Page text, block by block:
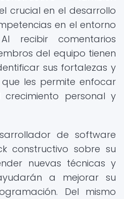
crucial en el desarrollo
en el entorno
recibir comentarios
del equipo tienen
sus fortalezas y
les permite enfocar
personal y
de software
constructivo sobre su
nuevas técnicas y
a mejorar su
Del mismo